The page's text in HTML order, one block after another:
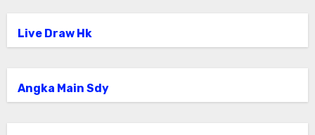
Live Draw Hk
Angka Main Sdy